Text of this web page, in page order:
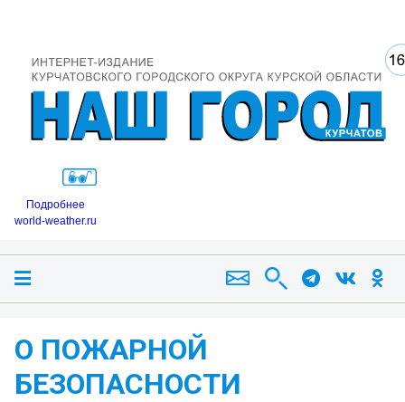
Подробнее
world-weather.ru
О ПОЖАРНОЙ
БЕЗОПАСНОСТИ